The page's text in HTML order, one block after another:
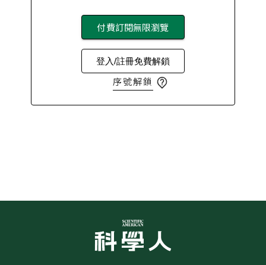
付費訂閱無限瀏覽
登入/註冊免費解鎖
序號解鎖